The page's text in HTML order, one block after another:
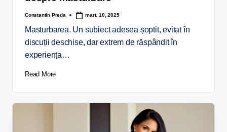
Constantin Preda mart. 10, 2025
Masturbarea. Un subiect adesea șoptit, evitat în
discuții deschise, dar extrem de răspândit în
experiența…
Read More